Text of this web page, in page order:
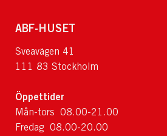
ABF-HUSET
Sveavägen 41
111 83 Stockholm
Öppettider
Mån-tors 08.00-21.00
Fredag 08.00-20.00